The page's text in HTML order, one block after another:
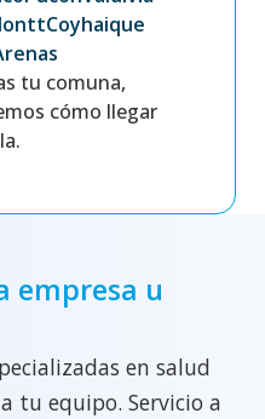
Coyhaique
tu comuna,
cómo llegar
empresa u
en salud
tu equipo. Servicio a